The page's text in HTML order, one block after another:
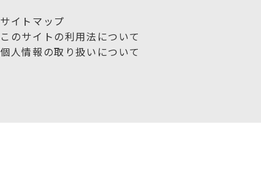
サイトマップ
このサイトの利用法について
個人情報の取り扱いについて